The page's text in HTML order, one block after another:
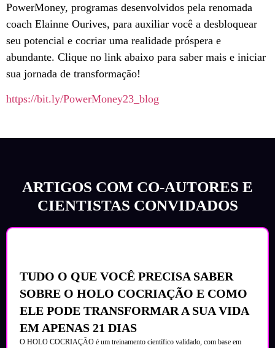
PowerMoney, programas desenvolvidos pela renomada
coach Elainne Ourives, para auxiliar você a desbloquear
seu potencial e cocriar uma realidade próspera e
abundante. Clique no link abaixo para saber mais e iniciar
sua jornada de transformação!
https://bit.ly/PowerMoney23_blog
ARTIGOS COM CO-AUTORES E
CIENTISTAS CONVIDADOS
TUDO O QUE VOCÊ PRECISA SABER
SOBRE O HOLO COCRIAÇÃO E COMO
ELE PODE TRANSFORMAR A SUA VIDA
EM APENAS 21 DIAS
O HOLO COCRIAÇÃO é um treinamento científico validado, com base em